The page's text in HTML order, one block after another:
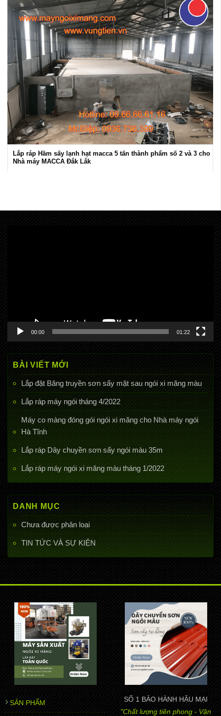
Trình
chơi
Video
00:00 01:22
BÀI VIẾT MỚI
Lắp đặt Băng truyền sơn sấy mặt sau ngói xi măng màu
Lắp ráp máy ngói tháng 4/2022
Máy co màng đóng gói ngói xi măng cho Nhà máy ngói
Hà Tĩnh
Lắp ráp Dây chuyền sơn sấy ngói màu 35m
Lắp ráp máy ngói xi măng màu tháng 1/2022
DANH MỤC
Chưa được phân loại
TIN TỨC VÀ SỰ KIỆN
Lắp ráp Hầm sấy lạnh hạt macca 5 tấn thành phẩm số 2 và 3 cho
Nhà máy MACCA Đắk Lắk
SẢN PHẨM
SỐ 1 BẢO HÀNH HẬU MẠI
"Chất lượng tiên phong - Vận